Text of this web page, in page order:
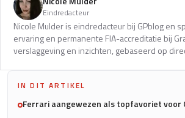
Eindredacteur
Nicole Mulder is eindredacteur bij GPblog en
ervaring en permanente FIA-accreditatie bij
verslaggeving en inzichten, gebaseerd op
IN DIT ARTIKEL
Ferrari aangewezen als topfavoriet voor